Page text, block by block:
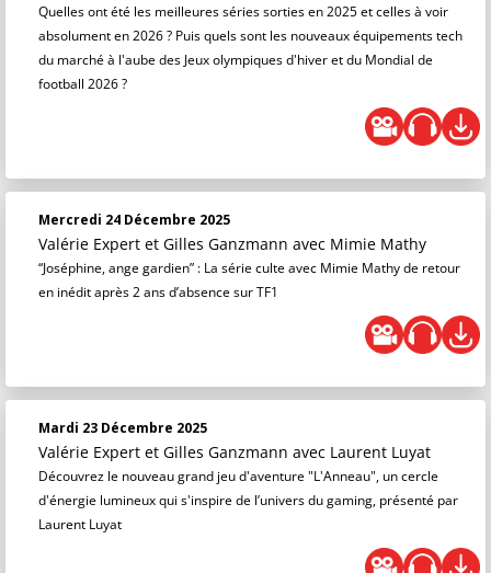
Quelles ont été les meilleures séries sorties en 2025 et celles à voir
absolument en 2026 ? Puis quels sont les nouveaux équipements tech
du marché à l'aube des Jeux olympiques d'hiver et du Mondial de
football 2026 ?
Mercredi 24 Décembre 2025
Valérie Expert et Gilles Ganzmann avec Mimie Mathy
“Joséphine, ange gardien” : La série culte avec Mimie Mathy de retour
en inédit après 2 ans d’absence sur TF1
Mardi 23 Décembre 2025
Valérie Expert et Gilles Ganzmann avec Laurent Luyat
Découvrez le nouveau grand jeu d'aventure "L'Anneau", un cercle
d'énergie lumineux qui s'inspire de l’univers du gaming, présenté par
Laurent Luyat